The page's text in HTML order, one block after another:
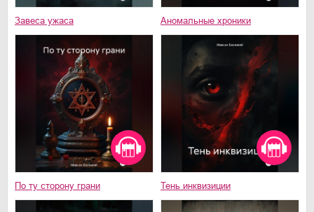
Завеса ужаса Аномальные хроники
По ту сторону грани Тень инквизиции